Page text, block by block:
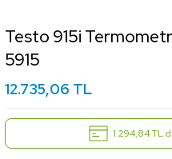
Testo 915i
5915
12.735,06 TL
1.294,84 TL